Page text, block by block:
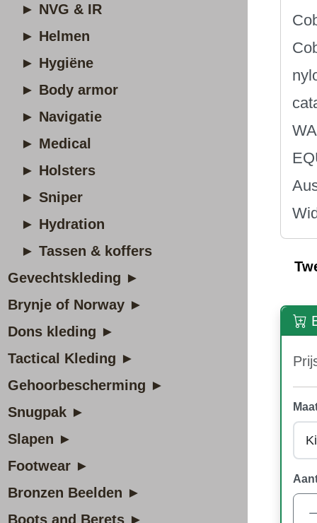
► NVG & IR
► Helmen
► Hygiëne
► Body armor
► Navigatie
► Medical
► Holsters
► Sniper
► Hydration
► Tassen & koffers
Gevechtskleding ►
Brynje of Norway ►
Dons kleding ►
Tactical Kleding ►
Gehoorbescherming ►
Snugpak ►
Slapen ►
Footwear ►
Bronzen Beelden ►
Boots and Berets ►